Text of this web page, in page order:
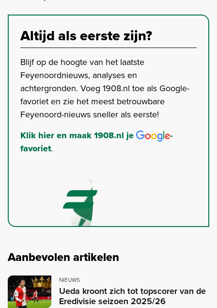
Altijd als eerste zijn?
Blijf op de hoogte van het laatste
Feyenoordnieuws, analyses en
achtergronden. Voeg 1908.nl toe als Google-
favoriet en zie het meest betrouwbare
Feyenoord-nieuws sneller als eerste!
Klik hier en maak 1908.nl je
-
favoriet.
Aanbevolen artikelen
NIEUWS
Ueda kroont zich tot topscorer van de
Eredivisie seizoen 2025/26